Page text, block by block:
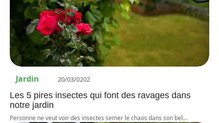
Jardin 20/03/0202
Les 5 pires insectes qui font des ravages dans
notre jardin
Personne ne veut voir des insectes semer le chaos dans son bel…